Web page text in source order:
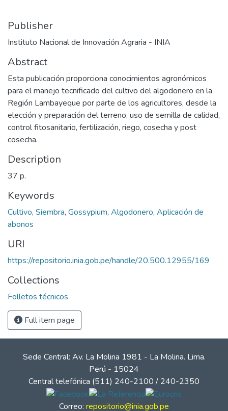
Publisher
Instituto Nacional de Innovación Agraria - INIA
Abstract
Esta publicación proporciona conocimientos agronómicos
para el manejo tecnificado del cultivo del algodonero en la
Región Lambayeque por parte de los agricultores, desde la
elección y preparación del terreno, uso de semilla de calidad,
control fitosanitario, fertilización, riego, cosecha y post
cosecha.
Description
37 p.
Keywords
Cultivo, Siembra, Gossypium, Algodonero, Aplicación de
abonos
URI
https://repositorio.inia.gob.pe/handle/20.500.12955/169
Collections
Folletos técnicos
Full item page
Sede Central: Av. La Molina 1981 - La Molina. Lima.
Perú - 15024
Central telefónica (511) 240-2100 / 240-2350
Correo: repositorio@inia.gob.pe